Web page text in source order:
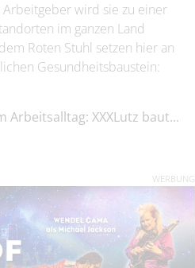
Arbeitgeber wird sie zu einer
im ganzen Land
Roten Stuhl setzen hier an
Gesundheitsbaustein:
Arbeitsalltag: XXXLutz baut...
WERBUNG